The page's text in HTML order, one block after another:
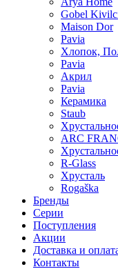
Gobel
Maison Dor
Pavia
Хлопок,
Pavia
Акрил
Pavia
Керамика
Staub
ARC
R-Glass
Хрусталь
Rogaška
Бренды
Серии
Поступления
Акции
Доставка и
Контакты